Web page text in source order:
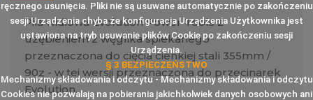
Piła widiowa Evolution Power Tools z
uzębieniem z węglika spiekanego
przeznaczona do cięcia cienkiej stali 355mm /
90z - w tej wersji przeznaczona do przecinarek
Evolution.
ręcznego usunięcia. Pliki nie są usuwane automatycznie po zakończeniu
sesji Urządzenia chyba że konfiguracja Urządzenia Użytkownika jest
ustawiona na tryb usuwanie plików Cookie po zakończeniu sesji
Urządzenia.
§ 3 BEZPIECZEŃSTWO
Mechanizmy składowania i odczytu - Mechanizmy składowania i odczytu
Cookies nie pozwalają na pobierania jakichkolwiek danych osobowych ani